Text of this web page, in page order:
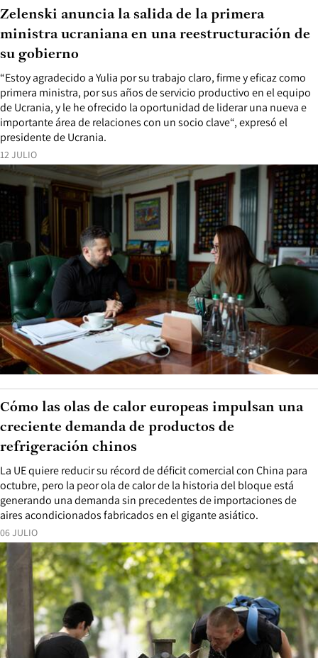
12 JULIO
“Estoy agradecido a Yulia por su trabajo claro, firme y eficaz como
primera ministra, por sus años de servicio productivo en el equipo
de Ucrania, y le he ofrecido la oportunidad de liderar una nueva e
importante área de relaciones con un socio clave“, expresó el
presidente de Ucrania.
Zelenski anuncia la salida de la primera
ministra ucraniana en una reestructuración de
su gobierno
06 JULIO
La UE quiere reducir su récord de déficit comercial con China para
octubre, pero la peor ola de calor de la historia del bloque está
generando una demanda sin precedentes de importaciones de
aires acondicionados fabricados en el gigante asiático.
Cómo las olas de calor europeas impulsan una
creciente demanda de productos de
refrigeración chinos